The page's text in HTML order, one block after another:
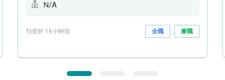
N/A
刊登於 16小時前 全職 兼職